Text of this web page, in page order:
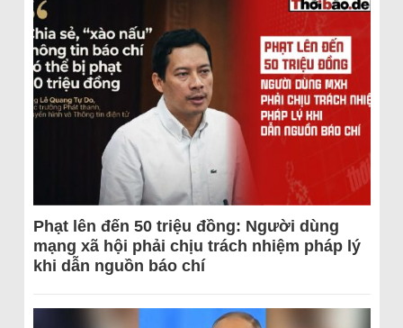
Phạt lên đến 50 triệu đồng: Người dùng
mạng xã hội phải chịu trách nhiệm pháp lý
khi dẫn nguồn báo chí